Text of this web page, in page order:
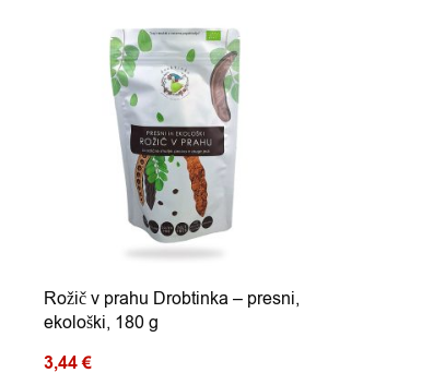
Rožič v prahu Drobtinka – presni,
ekološki, 180 g
3,44€